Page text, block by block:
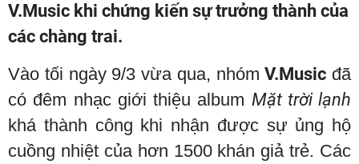
V.Music khi chứng kiến sự trưởng thành của
các chàng trai.
Vào tối ngày 9/3 vừa qua, nhómV.Music đã
có đêm nhạc giới thiệu album Mặt trời lạnh
khá thành công khi nhận được sự ủng hộ
cuồng nhiệt của hơn 1500 khán giả trẻ. Các